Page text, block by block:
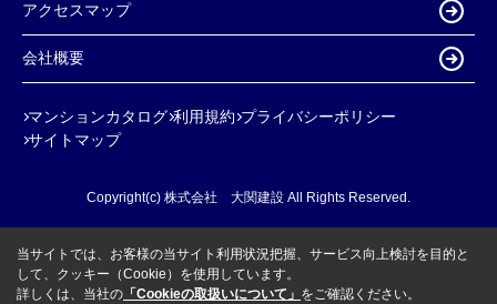
アクセスマップ
会社概要
マンションカタログ 利用規約 プライバシーポリシー
サイトマップ
Copyright(c) 株式会社 大関建設 All Rights Reserved.
当サイトでは、お客様の当サイト利用状況把握、サービス向上検討を目的と
して、クッキー（Cookie）を使用しています。
詳しくは、当社の 「Cookieの取扱いについて」 をご確認ください。